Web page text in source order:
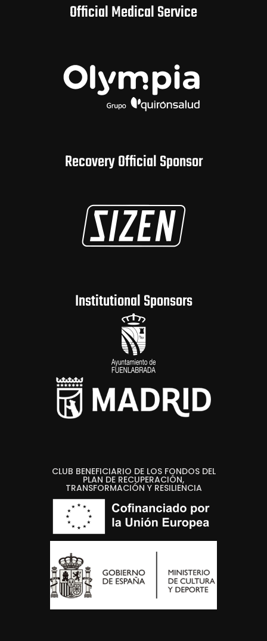
Official Medical Service
Recovery Official Sponsor
Institutional Sponsors
CLUB BENEFICIARIO DE LOS FONDOS DEL
PLAN DE RECUPERACIÓN,
TRANSFORMACIÓN Y RESILIENCIA